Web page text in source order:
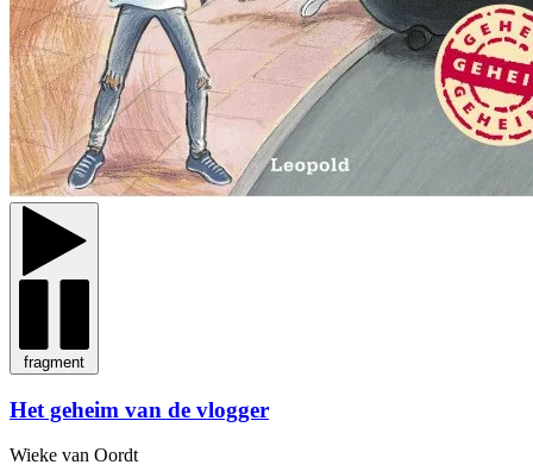
fragment
Het geheim van de vlogger
Wieke van Oordt